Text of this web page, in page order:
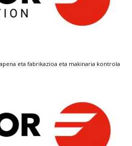
eta fabrikazioa eta makinaria kontrola